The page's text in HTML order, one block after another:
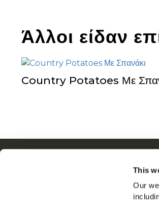
This
Our
Άλλοι είδαν
Country Potatoes Με